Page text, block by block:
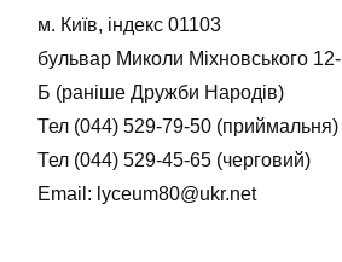
м. Київ, індекс 01103
бульвар Миколи Міхновського 12-
Б (раніше Дружби Народів)
Тел (044) 529-79-50 (приймальня)
Тел (044) 529-45-65 (черговий)
Email: lyceum80@ukr.net